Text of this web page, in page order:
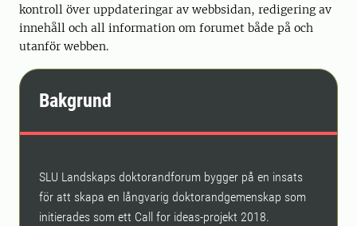
kontroll över uppdateringar av webbsidan, redigering av
innehåll och all information om forumet både på och
utanför webben.
Bakgrund
SLU Landskaps doktorandforum bygger på en insats
för att skapa en långvarig doktorandgemenskap som
initierades som ett Call for ideas-projekt 2018.